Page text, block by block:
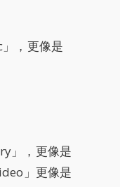
」，更像是
」，更像是
」更像是